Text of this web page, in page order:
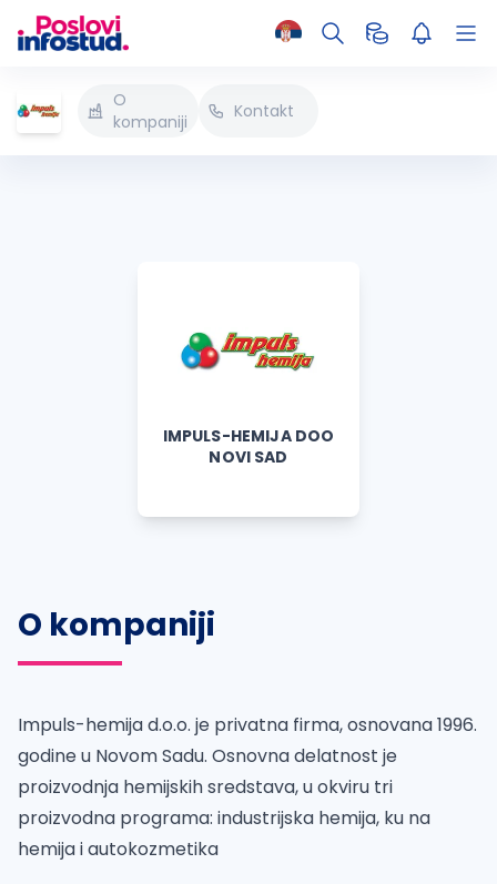
O
kompaniji
Kontakt
IMPULS-HEMIJA DOO
NOVI SAD
O kompaniji
Impuls-hemija d.o.o. je privatna firma, osnovana 1996.
godine u Novom Sadu. Osnovna delatnost je
proizvodnja hemijskih sredstava, u okviru tri
proizvodna programa: industrijska hemija, ku na
hemija i autokozmetika